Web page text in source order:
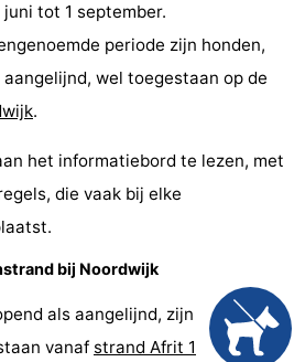
tot 1 september.
periode zijn honden,
wel toegestaan op de
.
het informatiebord te lezen, met
die vaak bij elke
bij Noordwijk
als aangelijnd, zijn
vanaf strand Afrit 1